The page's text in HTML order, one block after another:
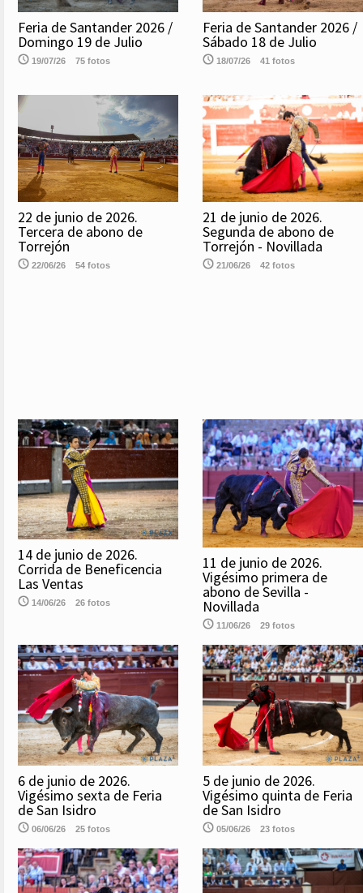
Feria de Santander 2026 /
Domingo 19 de Julio
19/07/26 75 fotos
Feria de Santander 2026 /
Sábado 18 de Julio
18/07/26 41 fotos
22 de junio de 2026.
Tercera de abono de
Torrejón
22/06/26 54 fotos
21 de junio de 2026.
Segunda de abono de
Torrejón - Novillada
21/06/26 42 fotos
14 de junio de 2026.
Corrida de Beneficencia
Las Ventas
14/06/26 26 fotos
11 de junio de 2026.
Vigésimo primera de
abono de Sevilla -
Novillada
11/06/26 29 fotos
6 de junio de 2026.
Vigésimo sexta de Feria
de San Isidro
06/06/26 25 fotos
5 de junio de 2026.
Vigésimo quinta de Feria
de San Isidro
05/06/26 23 fotos